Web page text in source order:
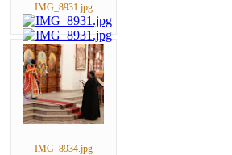
IMG_8931.jpg
IMG_8934.jpg